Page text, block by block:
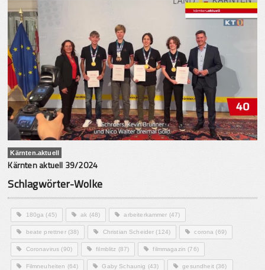
Kärnten.aktuell
Kärnten aktuell 39/2024
Schlagwörter-Wolke
180ga (45) ak (48) arbeiterkammer (47)
beate prettner(38) Christian Scheider (124) corona (69)
Coronavirus (90) filmblitz (87) filmmagazin (76)
Filmneuheiten (64) Gaby Schaunig (43) gesundheit(36)